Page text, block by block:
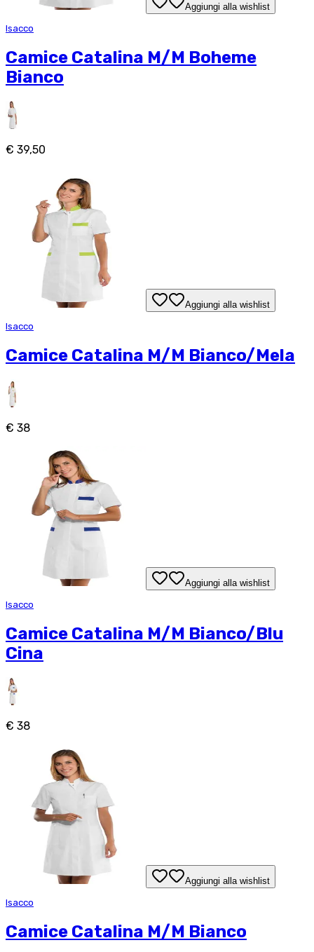
Aggiungi alla wishlist
Isacco
Camice Catalina M/M Boheme
Bianco
€ 39,50
Aggiungi alla wishlist
Isacco
Camice Catalina M/M Bianco/Mela
€ 38
Aggiungi alla wishlist
Isacco
Camice Catalina M/M Bianco/Blu
Cina
€ 38
Aggiungi alla wishlist
Isacco
Camice Catalina M/M Bianco